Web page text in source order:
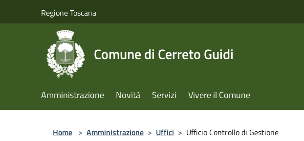
Regione Toscana
Comune di Cerreto Guidi
Amministrazione Novità Servizi Vivere il Comune
Home > Amministrazione > Uffici > Ufficio Controllo di Gestione